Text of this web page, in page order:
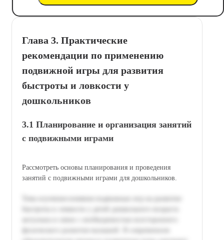
Глава 3. Практические
рекомендации по применению
подвижной игры для развития
быстроты и ловкости у
дошкольников
3.1 Планирование и организация занятий
с подвижными играми
Рассмотреть основы планирования и проведения
занятий с подвижными играми для дошкольников.